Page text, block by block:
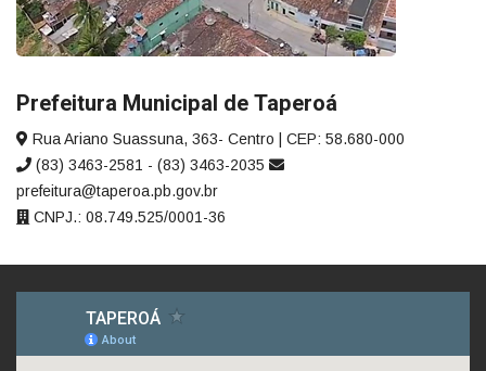
Prefeitura Municipal de Taperoá
Rua Ariano Suassuna, 363- Centro | CEP: 58.680-000
(83) 3463-2581 - (83) 3463-2035
prefeitura@taperoa.pb.gov.br
CNPJ.: 08.749.525/0001-36